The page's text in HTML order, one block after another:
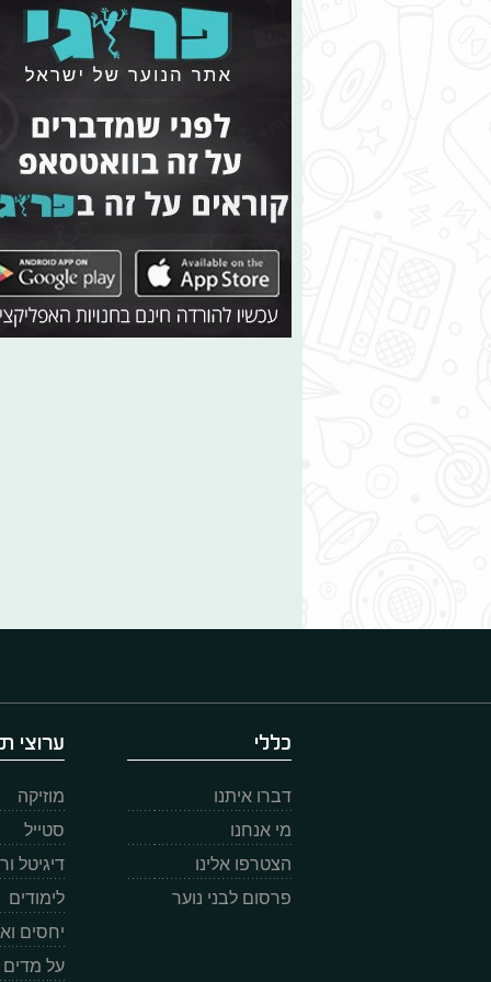
כללי
דברו איתנו
מי אנחנו
הצטרפו אלינו
פרסום לבני נוער
ערוצי
מוזיקה
סטייל
דיגיטל
לימודים
יחסים
על מדים